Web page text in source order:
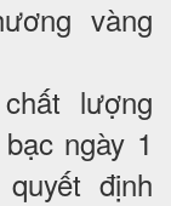
vàng
lượng
ngày 1
định